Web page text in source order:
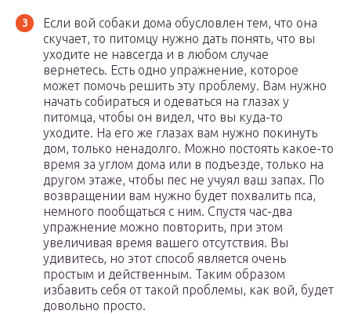
Если вой собаки дома обусловлен тем, что она
скучает, то питомцу нужно дать понять, что вы
уходите не навсегда и в любом случае
вернетесь. Есть одно упражнение, которое
может помочь решить эту проблему. Вам нужно
начать собираться и одеваться на глазах у
питомца, чтобы он видел, что вы куда-то
уходите. На его же глазах вам нужно покинуть
дом, только ненадолго. Можно постоять какое-то
время за углом дома или в подъезде, только на
другом этаже, чтобы пес не учуял ваш запах. По
возвращении вам нужно будет похвалить пса,
немного пообщаться с ним. Спустя час-два
упражнение можно повторить, при этом
увеличивая время вашего отсутствия. Вы
удивитесь, но этот способ является очень
простым и действенным. Таким образом
избавить себя от такой проблемы, как вой, будет
довольно просто.